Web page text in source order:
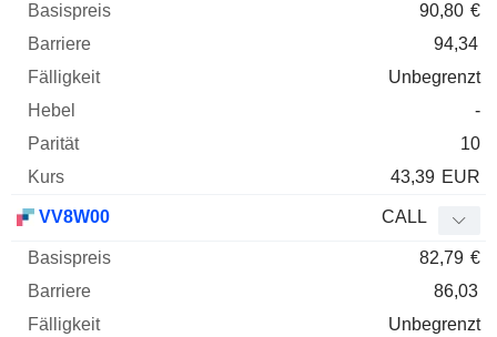
90,80 €
94,34
Unbegrenzt
-
10
43,39 EUR
VV8W00 CALL
82,79 €
86,03
Unbegrenzt